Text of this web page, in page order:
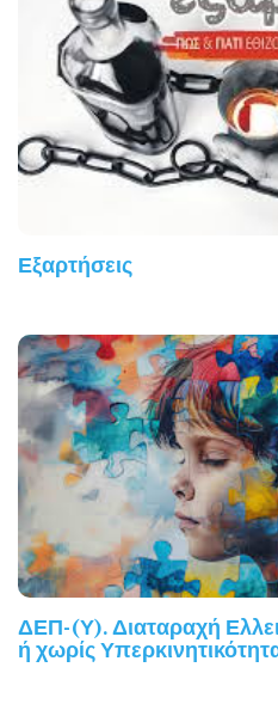
Εξαρτήσεις
ΔΕΠ-(Υ). Διαταραχή
ή χωρίς